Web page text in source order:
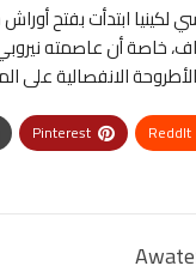
لكينيا ابتدأت بفتح
خاصة أن عاصمته
الانفصالية على
ReddIt
Pinterest